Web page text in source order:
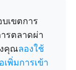
เขตการ
รตลาดผ่า
คุณลองใช้
เพิ่มการเข้า